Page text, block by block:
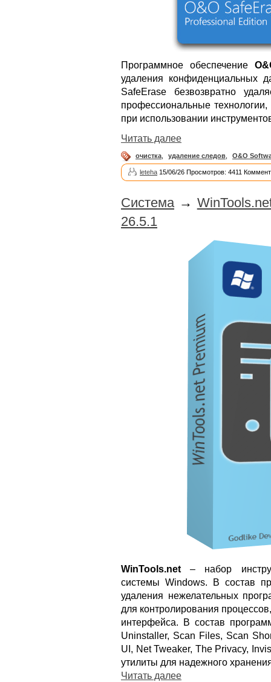
Программное обеспечение
удаления конфиденциальных
SafeErase безвозвратно
профессиональные
при использовании
Читать далее
очистка удаление следов O&O
leteha 15/06/26 Просмотров: 4411
Система→
26.5.1
WinTools.net – набор
системы Windows. В состав
удаления нежелательных
для контролирования
интерфейса. В состав
Uninstaller, Scan Files, Scan
UI, Net Tweaker, The Privacy,
утилиты для надежного
Читать далее